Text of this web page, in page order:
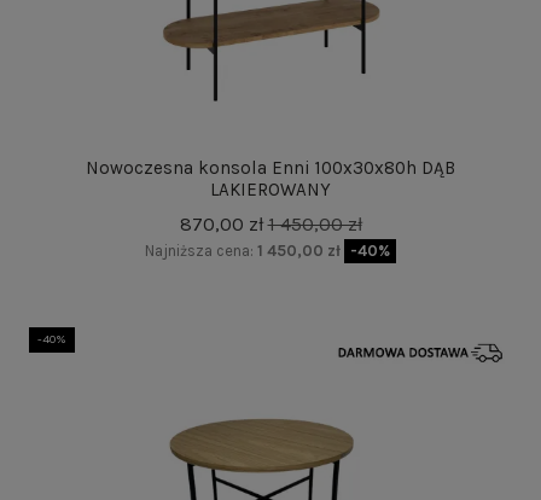
Nowoczesna konsola Enni 100x30x80h DĄB
LAKIEROWANY
870,00 zł1 450,00 zł
Najniższa cena: 1 450,00 zł -40%
-40%